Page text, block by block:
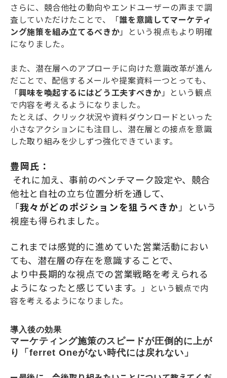
さらに、競合他社の動向やエンドユーザーの声まで調
査していただけたことで、「誰を意識してマーケティ
ング施策を組み立てるべきか」という視点もより明確
になりました。
また、潜在層へのアプローチに向けた意識改革が進ん
だことで、配信するメールや提案資料一つとっても、
「興味を喚起するにはどう工夫すべきか 」という観点
で内容を考えるようになりました。
たとえば、クリック状況や資料ダウンロードといった
小さなアクションにも注目し、潜在層との接点を意識
した取り組みを少しずつ強化できています。
豊岡氏：
それに加え、事前のベンチマーク設定や、競合
他社と自社の立ち位置分析を通して、
「我々がどのポジションを狙うべきか 」という
視座も得られました。
これまでは感覚的に進めていた営業活動におい
ても、潜在層の存在を意識することで、
より中長期的な視点での営業戦略を考えられる
ようになったと感じています。
」という観点で内
容を考えるようになりました。
導入後の効果
マーケティング施策のスピードが圧倒的に上が
り「ferret Oneがない時代には戻れない」